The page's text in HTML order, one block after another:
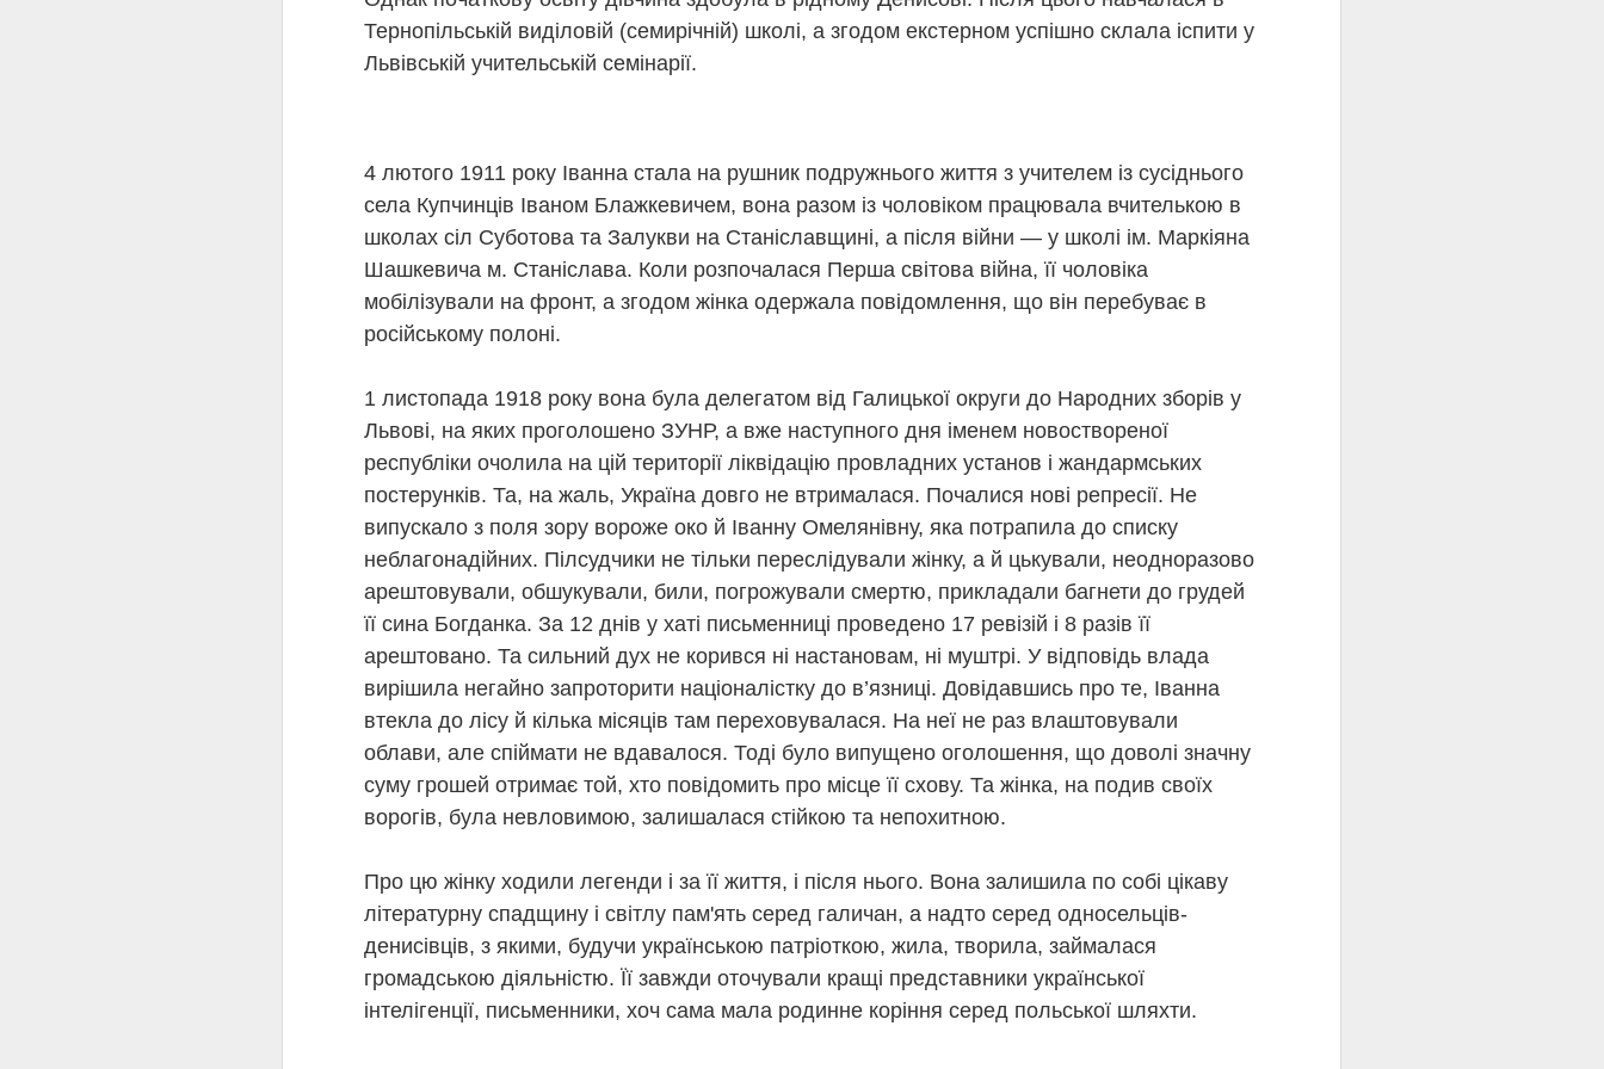
Тернопільській виділовій (семирічній) школі, а згодом екстерном успішно склала іспити у
Львівській учительській семінарії.
4 лютого 1911 року Іванна стала на рушник подружнього життя з учителем із сусіднього
села Купчинців Іваном Блажкевичем, вона разом із чоловіком працювала вчителькою в
школах сіл Суботова та Залукви на Станіславщині, а після війни — у школі ім. Маркіяна
Шашкевича м. Станіслава. Коли розпочалася Перша світова війна, її чоловіка
мобілізували на фронт, а згодом жінка одержала повідомлення, що він перебуває в
російському полоні.
1 листопада 1918 року вона була делегатом від Галицької округи до Народних зборів у
Львові, на яких проголошено ЗУНР, а вже наступного дня іменем новоствореної
республіки очолила на цій території ліквідацію провладних установ і жандармських
постерунків. Та, на жаль, Україна довго не втрималася. Почалися нові репресії. Не
випускало з поля зору вороже око й Іванну Омелянівну, яка потрапила до списку
неблагонадійних. Пілсудчики не тільки переслідували жінку, а й цькували, неодноразово
арештовували, обшукували, били, погрожували смертю, прикладали багнети до грудей
її сина Богданка. За 12 днів у хаті письменниці проведено 17 ревізій і 8 разів її
арештовано. Та сильний дух не корився ні настановам, ні муштрі. У відповідь влада
вирішила негайно запроторити націоналістку до в’язниці. Довідавшись про те, Іванна
втекла до лісу й кілька місяців там переховувалася. На неї не раз влаштовували
облави, але спіймати не вдавалося. Тоді було випущено оголошення, що доволі значну
суму грошей отримає той, хто повідомить про місце її схову. Та жінка, на подив своїх
ворогів, була невловимою, залишалася стійкою та непохитною.
Про цю жінку ходили легенди і за її життя, і після нього. Вона залишила по собі цікаву
літературну спадщину і світлу пам'ять серед галичан, а надто серед односельців-
денисівців, з якими, будучи українською патріоткою, жила, творила, займалася
громадською діяльністю. Її завжди оточували кращі представники української
інтелігенції, письменники, хоч сама мала родинне коріння серед польської шляхти.
залишити місто. 9 лютого 1942 року її заарештували разом із чоловіком Михайлом. Перед стратою на стіні
камери київського ґестапо вона залишила останній напис: «Тут сиділа і звідси йде на розстріл Олена Теліга».
21 лютого 1942 року подружжя Теліг було розстріляне в Бабиному Яру. Їй було лише 35 років.
За життя Олена Теліга не встигла видати жодної поетичної збірки. Більшість її рукописів була знищена
завдяки таким постатям, як Олена, сучасна українська література має міцний духовний фундамент. Її творчість і
жертовність стали частиною традиції, яку сьогодні продовжують сучасні українські письменники, зберігаючи силу
українського слова та національної пам’яті.
Автор: Відділ міського абонементу ТОУНБ , опубліковано 3 weeks ago тому
🍕🍔КНИЖКОВЕ МЕНЮ НА ВИХІДНІ ДНІ ВІД ПРОЧИТАЙ.КНИГОЗБІРНЯ 🍟
🍨
КНИЖКОВЕ МЕНЮ НА ВИХІДНІ ДНІ ВІД ПРОЧИТАЙ.КНИГОЗБІРНЯ
«Місяцю, місяцю» Степан Процюк.
"Місяцю, місяцю" - роман про Григора Тютюнника - дещо несподівана спроба заглянути у творчу лабораторію
одного з найцікавіших авторів в історії української літератури другої половини ХХ століття. Твір емоційно важкий,
але водночас піднесено світлий у своїй людиноцентринчності й людяності - власне, найважливіших ціннісних
орієнтирах покоління письменників, що увійшли в літературу в роки "великої відлиги" і для кого реалії "доби
розвиненого соціалізму" виявлялися смертельно несприятливими як для творчості, так і для життя.